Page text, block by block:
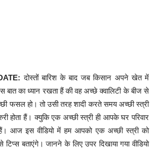
दोस्तों बारिश के बाद जब किसान अपने खेत में
बात का ध्यान रखता हैं की वह अच्छे क्वालिटी के बीज से
फसल हो। तो उसी तरह शादी करते समय अच्छी स्त्री
होता हैं। क्युकि एक अच्छी स्त्री ही आपके घर परिवार
आज इस वीडियो में हम आपको एक अच्छी स्त्री को
बताएंगे। जानने के लिए उपर दिखाया गया वीडियो